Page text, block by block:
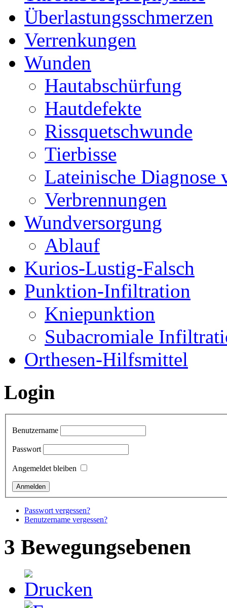
Überlastungsschmerzen
Verrenkungen
Wunden
Hautabschürfung
Hautdefekte
Rissquetschwunde
Tierbisse
Lateinische Diagnose
Verbrennungen
Wundversorgung
Ablauf
Kurios-Lustig-Falsch
Punktion-Infiltration
Kniepunktion
Subacromiale
Orthesen-Hilfsmittel
Login
Benutzername
Passwort
Angemeldet bleiben
Passwort vergessen?
Benutzername vergessen?
3 Bewegungsebenen